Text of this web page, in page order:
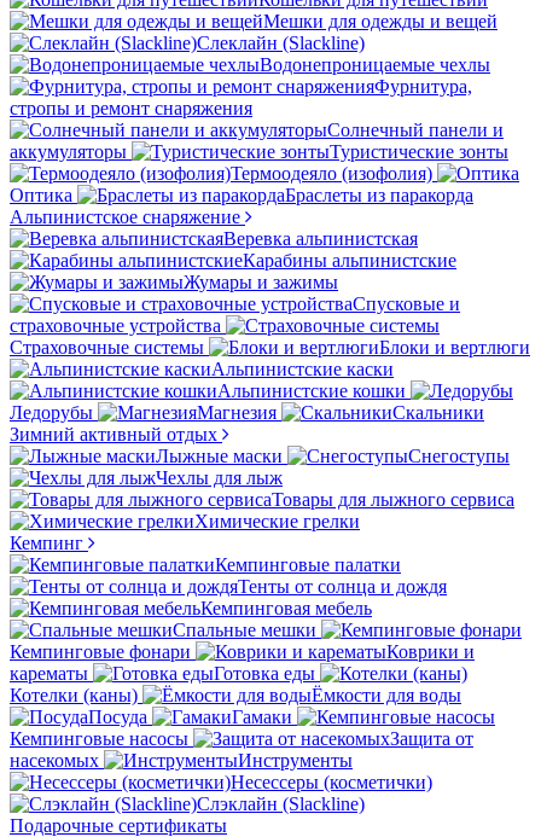
Мешки для одежды и вещей
Слеклайн (Slackline)
Водонепроницаемые чехлы
Фурнитура,
стропы и ремонт снаряжения
Солнечный панели и
аккумуляторы
Туристические зонты
Термоодеяло (изофолия)
Оптика
Браслеты из паракорда
Альпинистское снаряжение
Веревка альпинистская
Карабины альпинистские
Жумары и зажимы
Спусковые и
страховочные устройства
Страховочные системы
Блоки и вертлюги
Альпинистские каски
Альпинистские кошки
Ледорубы
Магнезия
Скальники
Зимний активный отдых
Лыжные маски
Снегоступы
Чехлы для лыж
Товары для лыжного сервиса
Химические грелки
Кемпинг
Кемпинговые палатки
Тенты от солнца и дождя
Кемпинговая мебель
Спальные мешки
Кемпинговые фонари
Коврики и
карематы
Готовка еды
Котелки (каны)
Ёмкости для воды
Посуда
Гамаки
Кемпинговые насосы
Защита от
насекомых
Инструменты
Несессеры (косметички)
Слэклайн (Slackline)
Подарочные сертификаты